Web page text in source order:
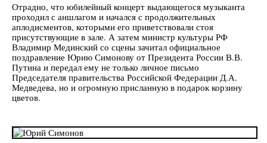
Отрадно, что юбилейный концерт выдающегося музыканта
проходил с аншлагом и начался с продолжительных
аплодисментов, которыми его приветствовали стоя
присутствующие в зале. А затем министр культуры РФ
Владимир Мединский со сцены зачитал официальное
поздравление Юрию Симонову от Президента России В.В.
Путина и передал ему не только личное письмо
Председателя правительства Российской Федерации Д.А.
Медведева, но и огромную присланную в подарок корзину
цветов.